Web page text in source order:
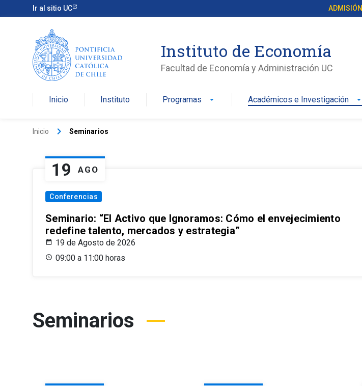
Ir al sitio UC ADMISIÓN
Instituto de Economía
Facultad de Economía y Administración UC
Inicio Instituto Programas arrow_drop_down Académicos e Investigación arrow_drop_down
Inicio keyboard_arrow_right Seminarios
19 AGO
Conferencias
Seminario: “El Activo que Ignoramos: Cómo el envejecimiento
redefine talento, mercados y estrategia”
19 de Agosto de 2026
09:00 a 11:00 horas
Seminarios